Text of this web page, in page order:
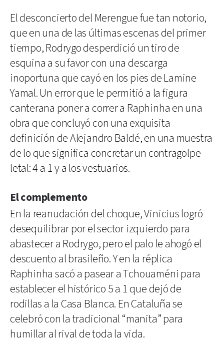
El desconcierto del Merengue fue tan notorio,
que en una de las últimas escenas del primer
tiempo, Rodrygo desperdició un tiro de
esquina a su favor con una descarga
inoportuna que cayó en los pies de Lamine
Yamal. Un error que le permitió a la figura
canterana poner a correr a Raphinha en una
obra que concluyó con una exquisita
definición de Alejandro Baldé, en una muestra
de lo que significa concretar un contragolpe
letal: 4 a 1 y a los vestuarios.
El complemento
En la reanudación del choque, Vinicius logró
desequilibrar por el sector izquierdo para
abastecer a Rodrygo, pero el palo le ahogó el
descuento al brasileño. Y en la réplica
Raphinha sacó a pasear a Tchouaméni para
establecer el histórico 5 a 1 que dejó de
rodillas a la Casa Blanca. En Cataluña se
celebró con la tradicional “manita” para
humillar al rival de toda la vida.